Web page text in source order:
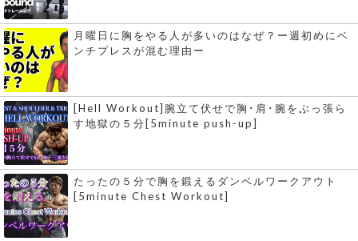
月曜日に胸をやる人が多いのはなぜ？ー週初めにベ
ンチプレスが混む理由ー
[Hell Workout]腕立て伏せで胸･肩･腕をぶっ張ら
す地獄の５分[5minute push-up]
たったの５分で胸を鍛えるダンベルワークアウト
[5minute Chest Workout]